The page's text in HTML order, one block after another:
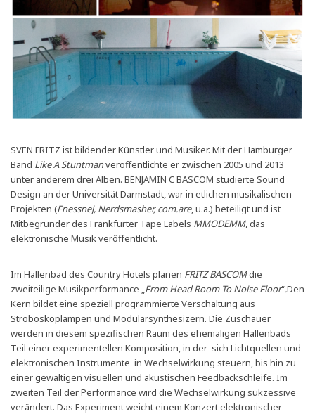
SVEN FRITZ ist bildender Künstler und Musiker. Mit der Hamburger
Band Like A Stuntmanveröffentlichte er zwischen 2005 und 2013
unter anderem drei Alben. BENJAMIN C BASCOM studierte Sound
Design an der Universität Darmstadt, war in etlichen musikalischen
Projekten (Fnessnej, Nerdsmasher, com.are, u.a.) beteiligt und ist
Mitbegründer des Frankfurter Tape Labels MMODEMM, das
elektronische Musik veröffentlicht.
Im Hallenbad des Country Hotels planen FRITZ BASCOMdie
zweiteilige Musikperformance „From Head Room To Noise Floor“.Den
Kern bildet eine speziell programmierte Verschaltung aus
Stroboskoplampen und Modularsynthesizern. Die Zuschauer
werden in diesem spezifischen Raum des ehemaligen Hallenbads
Teil einer experimentellen Komposition, in der sich Lichtquellen und
elektronischen Instrumente in Wechselwirkung steuern, bis hin zu
einer gewaltigen visuellen und akustischen Feedbackschleife. Im
zweiten Teil der Performance wird die Wechselwirkung sukzessive
verändert. Das Experiment weicht einem Konzert elektronischer